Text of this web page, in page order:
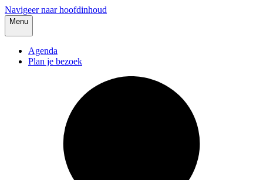
Navigeer naar hoofdinhoud
Menu
Agenda
Plan je bezoek